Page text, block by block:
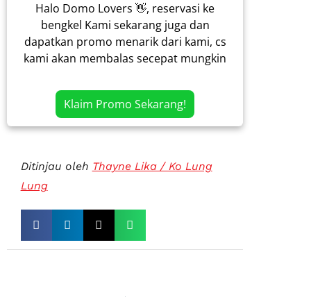
Halo Domo Lovers 👋, reservasi ke
bengkel Kami sekarang juga dan
dapatkan promo menarik dari kami, cs
kami akan membalas secepat mungkin
Klaim Promo Sekarang!
Ditinjau oleh Thayne Lika / Ko Lung
Lung